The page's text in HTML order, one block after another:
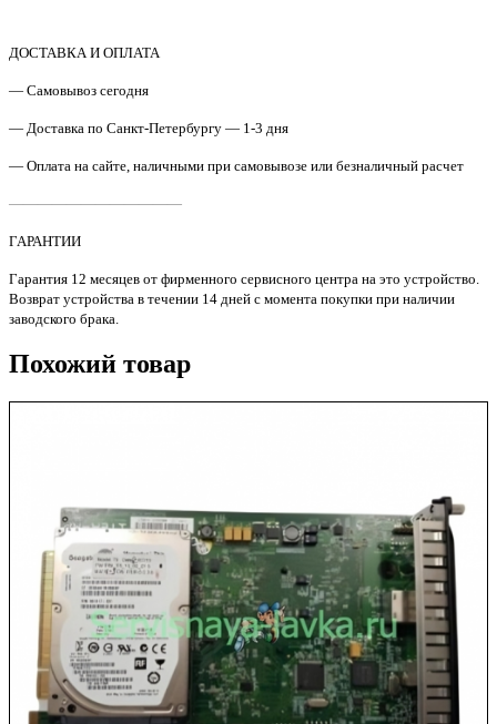
форматирования
Pro
Original
ДОСТАВКА И ОПЛАТА
— Самовывоз сегодня
— Доставка по Санкт-Петербургу — 1-3 дня
— Оплата на сайте, наличными при самовывозе или безналичный расчет
————————————
ГАРАНТИИ
Гарантия 12 месяцев от фирменного сервисного центра на это устройство.
Возврат устройства в течении 14 дней с момента покупки при наличии
заводского брака.
Похожий товар